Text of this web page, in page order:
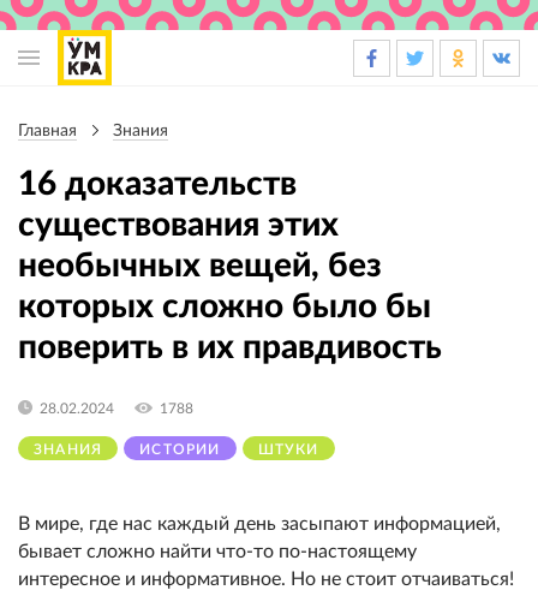
навигации
Главная Знания
16 доказательств
существования этих
необычных вещей, без
которых сложно было бы
поверить в их правдивость
ЗНАНИЯ ИСТОРИИ ШТУКИ
28.02.2024 1788
В мире, где нас каждый день засыпают информацией,
бывает сложно найти что-то по-настоящему
интересное и информативное. Но не стоит отчаиваться!